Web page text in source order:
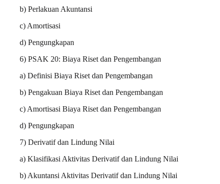
b) Perlakuan Akuntansi
c) Amortisasi
d) Pengungkapan
6) PSAK 20: Biaya Riset dan Pengembangan
a) Definisi Biaya Riset dan Pengembangan
b) Pengakuan Biaya Riset dan Pengembangan
c) Amortisasi Biaya Riset dan Pengembangan
d) Pengungkapan
7) Derivatif dan Lindung Nilai
a) Klasifikasi Aktivitas Derivatif dan Lindung Nilai
b) Akuntansi Aktivitas Derivatif dan Lindung Nilai